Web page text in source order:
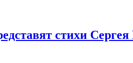
стихи